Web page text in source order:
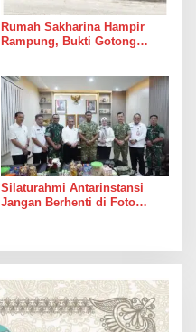
Rumah Sakharina Hampir
Rampung, Bukti Gotong
Silaturahmi Antarinstansi
Jangan Berhenti di Foto